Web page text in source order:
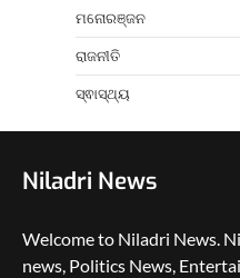
ମନୋରଞ୍ଜନ
ରାଜନୀତି
ସ୍ଵାସ୍ଥ୍ୟ
Niladri News
Welcome to Niladri News.
news, Politics News,